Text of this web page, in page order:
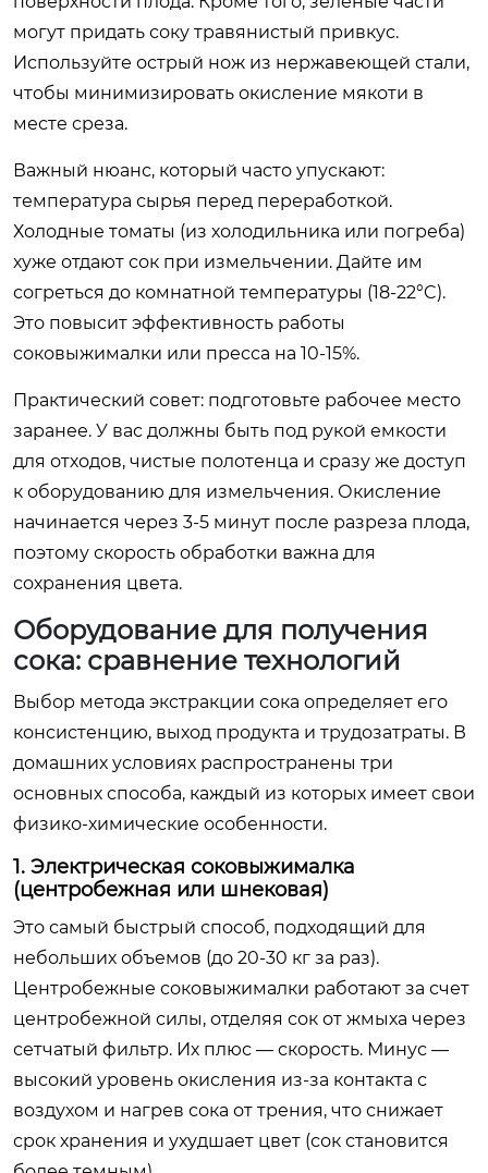
могут придать соку травянистый привкус.
Используйте острый нож из нержавеющей стали,
чтобы минимизировать окисление мякоти в
месте среза.
Важный нюанс, который часто упускают:
температура сырья перед переработкой.
Холодные томаты (из холодильника или погреба)
хуже отдают сок при измельчении. Дайте им
согреться до комнатной температуры (18-22°C).
Это повысит эффективность работы
соковыжималки или пресса на 10-15%.
Практический совет: подготовьте рабочее место
заранее. У вас должны быть под рукой емкости
для отходов, чистые полотенца и сразу же доступ
к оборудованию для измельчения. Окисление
начинается через 3-5 минут после разреза плода,
поэтому скорость обработки важна для
сохранения цвета.
Оборудование для получения
сока: сравнение технологий
Выбор метода экстракции сока определяет его
консистенцию, выход продукта и трудозатраты. В
домашних условиях распространены три
основных способа, каждый из которых имеет свои
физико-химические особенности.
1. Электрическая соковыжималка
(центробежная или шнековая)
Это самый быстрый способ, подходящий для
небольших объемов (до 20-30 кг за раз).
Центробежные соковыжималки работают за счет
центробежной силы, отделяя сок от жмыха через
сетчатый фильтр. Их плюс — скорость. Минус —
высокий уровень окисления из-за контакта с
воздухом и нагрев сока от трения, что снижает
срок хранения и ухудшает цвет (сок становится